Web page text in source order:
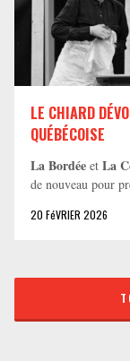
LE CHIARD
QUÉBÉCOISE
La Bordée et La
de nouveau pour
20 FéVRIER 2026